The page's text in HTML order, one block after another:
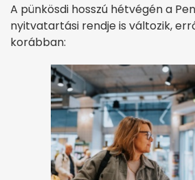
A pünkösdi hosszú hétvégén a
nyitvatartási rendje is változik,
korábban: